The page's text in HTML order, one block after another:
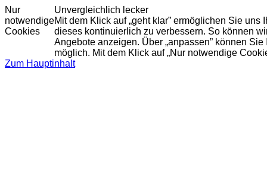
Nur
notwendige
Cookies
Unvergleichlich lecker
Mit dem Klick auf „geht klar” ermöglichen Sie
dieses kontinuierlich zu verbessern. So können
Angebote anzeigen. Über „anpassen” können
möglich. Mit dem Klick auf „Nur notwendige
Zum Hauptinhalt